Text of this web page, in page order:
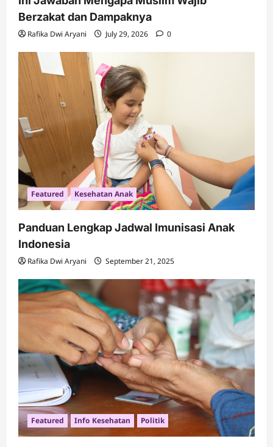
Berzakat dan Dampaknya
Rafika Dwi Aryani July 29, 2026 0
Featured Kesehatan Anak
Panduan Lengkap Jadwal Imunisasi Anak
Indonesia
Rafika Dwi Aryani September 21, 2025
Featured Info Kesehatan Politik